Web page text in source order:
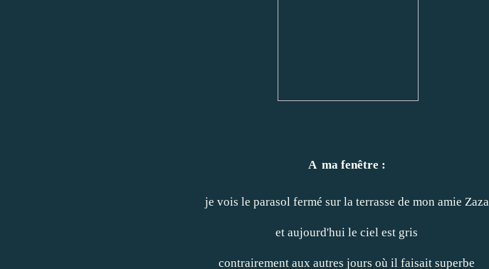
A ma fenêtre :
je vois le parasol fermé sur la terrasse de mon amie Zaza
et aujourd'hui le ciel est gris
contrairement aux autres jours où il faisait superbe